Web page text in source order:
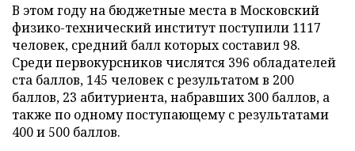
В этом году на бюджетные места в Московский
физико-технический институт поступили 1117
человек, средний балл которых составил 98.
Среди первокурсников числятся 396 обладателей
ста баллов, 145 человек с результатом в 200
баллов, 23 абитуриента, набравших 300 баллов, а
также по одному поступающему с результатами
400 и 500 баллов.